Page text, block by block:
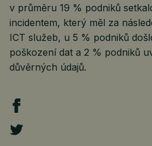
v průměru 19 % podniků
incidentem, který měl za
ICT služeb, u 5 % podniků
poškození dat a 2 % podniků
důvěrných údajů.